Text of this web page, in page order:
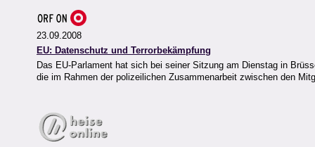
23.09.2008
EU: Datenschutz und Terrorbekämpfung
Das EU-Parlament hat sich bei seiner Sitzung am Dienstag in
die im Rahmen der polizeilichen Zusammenarbeit zwischen den